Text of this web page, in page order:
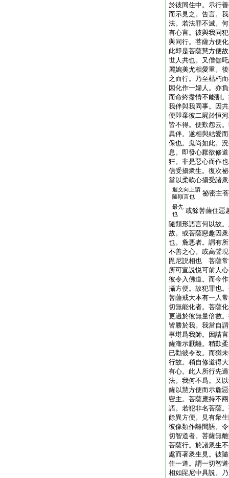
於彼同住中。示行
而示見之。告言。
法。若法罪不滅。
有心言。彼與我同
與同行。菩薩方便
此即是菩薩慧方便
世人共也。又僧伽
麗婉美尤相愛重。
之而行。乃至枯朽
因化作一婦人。亦
而命終盡情不能割
我伴與我同事。因
便即棄彼二屍於恒
皆不得。便歎怨云
異伴。遂相與結愛
保也。鬼尚如此。
息。即發心厭欲修
狂。非是惡心而作
信受攝衆生。復次
當以柔軟心攝受諸
迴文向上謂
隨順言也
祕密主
最先
也
或餘菩薩住惡
隨類形語言何以故
故。或菩薩惡趣因
也。麁悪者。謂有
不善之心。或高聲
毘尼説相也 菩薩常
所可宣説悦可前人
彼令入佛道。而今
攝方便。故犯罪也
菩薩戒大本有一人
切無能化者。菩薩
更過於彼無量倍數
皆勝於我。我當自
事堪爲我師。因請
薩漸示厭離。稍歎
已勸彼令改。而猶
行故。稍自修道得
有心。此人所行先
法。我何不爲。又
薩以慧方便而示麁
密主。菩薩應持不
語。若犯非名菩薩
餘異方便。見有衆
彼像類作離間語。
切智道者。菩薩無
菩薩行。於諸衆生
處而著衆生見。彼
住一道。謂一切智
相如毘尼中具説。